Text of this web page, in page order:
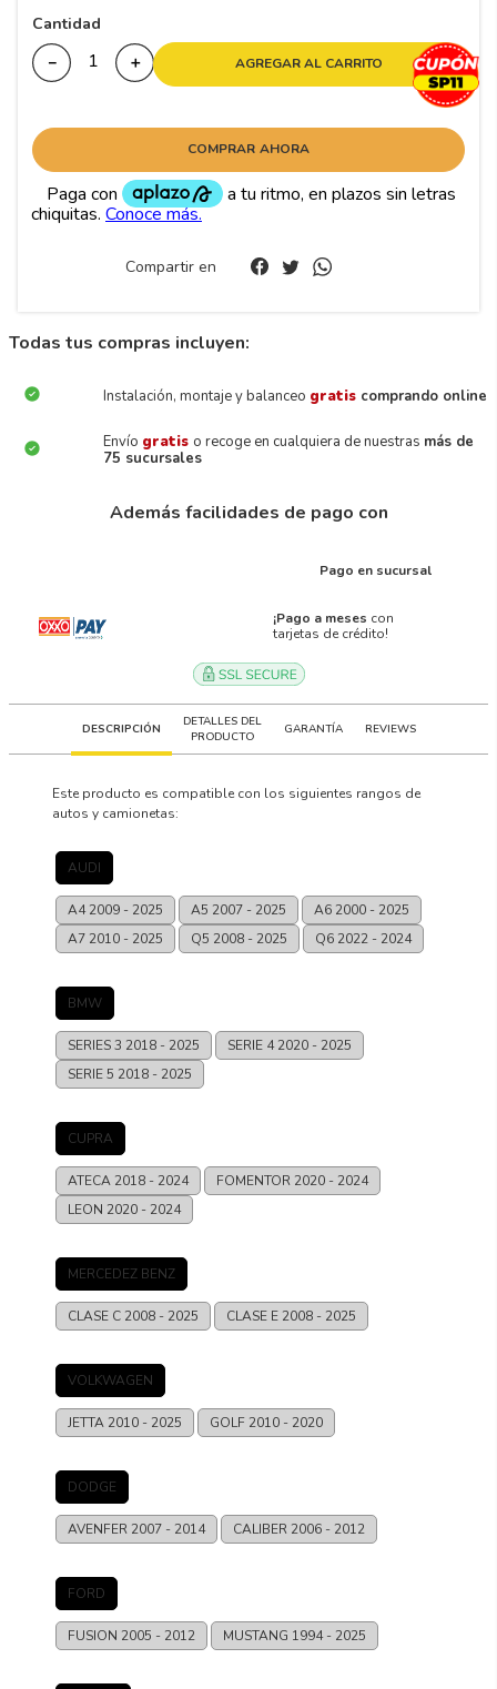
Cantidad
＋
－ AGREGAR AL CARRITO
COMPRAR AHORA
Compartir en
Todas tus compras incluyen:
Instalación, montaje y balanceo gratis comprando online
Envío gratis o recoge en cualquiera de nuestras más de
75 sucursales
Además facilidades de pago con
Pago en sucursal
¡Pago a meses con
tarjetas de crédito!
DESCRIPCIÓN
DETALLES DEL
PRODUCTO
GARANTÍA REVIEWS
Este producto es compatible con los siguientes rangos de
autos y camionetas:
AUDI
A42009 - 2025 A5 2007 - 2025 A6 2000 - 2025
A7 2010 - 2025 Q5 2008 - 2025 Q6 2022 - 2024
BMW
SERIES 3 2018 - 2025 SERIE 42020 - 2025
SERIE 5 2018 - 2025
CUPRA
ATECA 2018 - 2024 FOMENTOR 2020 - 2024
LEON 2020 - 2024
MERCEDEZ BENZ
CLASE C 2008 - 2025 CLASE E 2008 - 2025
VOLKWAGEN
JETTA 2010 - 2025 GOLF 2010 - 2020
DODGE
AVENFER 2007 - 2014 CALIBER 2006 - 2012
FORD
FUSION 2005 - 2012 MUSTANG 1994 - 2025